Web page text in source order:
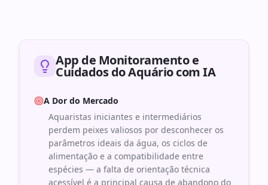
App de Monitoramento e
Cuidados do Aquário com IA
A Dor do Mercado
Aquaristas iniciantes e intermediários
perdem peixes valiosos por desconhecer os
parâmetros ideais da água, os ciclos de
alimentação e a compatibilidade entre
espécies — a falta de orientação técnica
acessível é a principal causa de abandono do